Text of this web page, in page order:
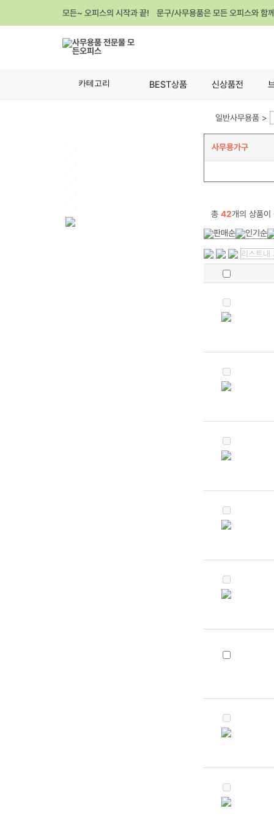
모든~ 오피스의 시작과 끝! 문구/사무용품은 모든 오피스와 함
카테고리 BEST상품 신상품전
일반사무용품 >
사무용가구
총 42개의 상품이